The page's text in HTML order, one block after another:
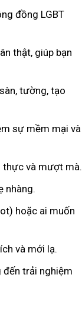
đồng LGBT
thật, giúp bạn
tường, tạo
sự mềm mại và
thực và mượt mà.
nhàng.
hoặc ai muốn
và mới lạ.
đến trải nghiệm